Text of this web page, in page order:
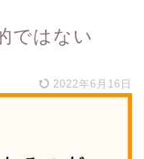
ではない
2022年6月16日